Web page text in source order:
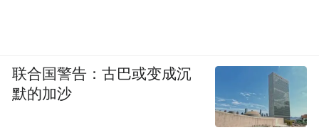
联合国警告：古巴或变成沉
默的加沙